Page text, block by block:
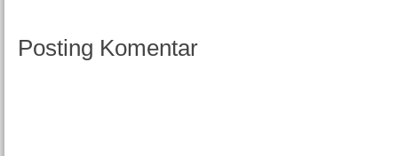
Posting Komentar